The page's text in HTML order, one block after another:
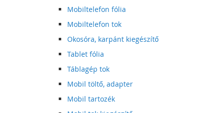
Mobiltelefon fólia
Mobiltelefon tok
Okosóra, karpánt kiegészítő
Tablet fólia
Táblagép tok
Mobil töltő, adapter
Mobil tartozék